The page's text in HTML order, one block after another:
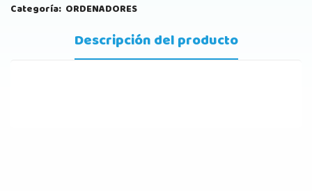
Categoría: ORDENADORES
Descripción del producto